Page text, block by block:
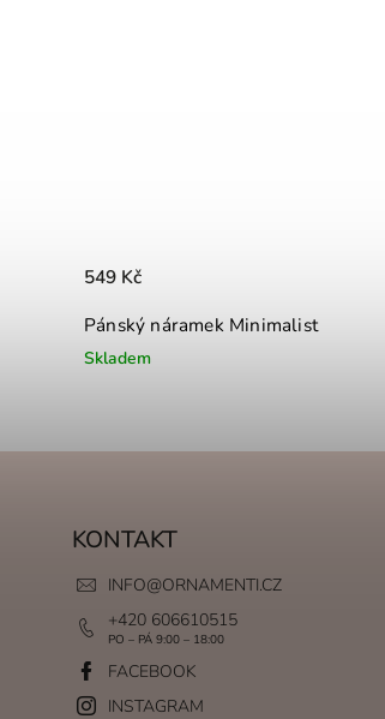
Pánský náramek Minimalist
Skladem
549 Kč
KONTAKT
INFO@ORNAMENTI.CZ
+420 606610515
PO – PÁ 9:00 – 18:00
FACEBOOK
INSTAGRAM